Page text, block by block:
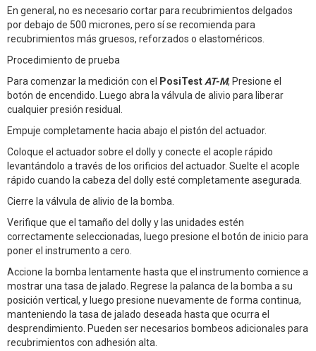
En general, no es necesario cortar para recubrimientos delgados
por debajo de 500 micrones, pero sí se recomienda para
recubrimientos más gruesos, reforzados o elastoméricos.
Procedimiento de prueba
Para comenzar la medición con el PosiTest AT-M, Presione el
botón de encendido. Luego abra la válvula de alivio para liberar
cualquier presión residual.
Empuje completamente hacia abajo el pistón del actuador.
Coloque el actuador sobre el dolly y conecte el acople rápido
levantándolo a través de los orificios del actuador. Suelte el acople
rápido cuando la cabeza del dolly esté completamente asegurada.
Cierre la válvula de alivio de la bomba.
Verifique que el tamaño del dolly y las unidades estén
correctamente seleccionadas, luego presione el botón de inicio para
poner el instrumento a cero.
Accione la bomba lentamente hasta que el instrumento comience a
mostrar una tasa de jalado. Regrese la palanca de la bomba a su
posición vertical, y luego presione nuevamente de forma continua,
manteniendo la tasa de jalado deseada hasta que ocurra el
desprendimiento. Pueden ser necesarios bombeos adicionales para
recubrimientos con adhesión alta.